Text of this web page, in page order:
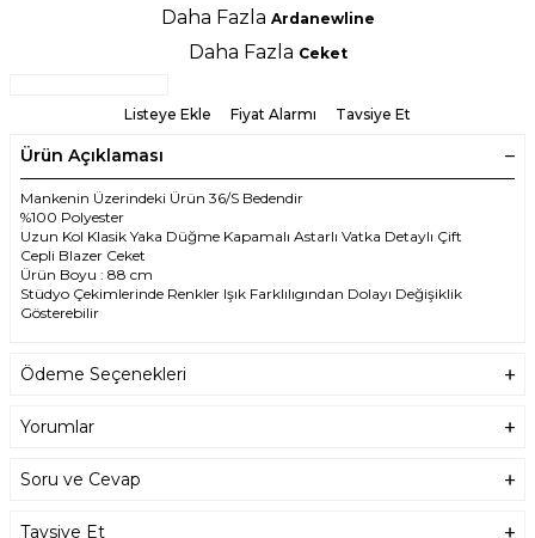
Daha Fazla Ardanewline
Daha Fazla Ceket
Listeye Ekle Fiyat Alarmı Tavsiye Et
Ürün Açıklaması
Mankenin Üzerindeki Ürün 36/S Bedendir
%100 Polyester
Uzun Kol Klasik Yaka Düğme Kapamalı Astarlı Vatka Detaylı Çift
Cepli Blazer Ceket
Ürün Boyu : 88 cm
Stüdyo Çekimlerinde Renkler Işık Farklılıgından Dolayı Değişiklik
Gösterebilir
Ödeme Seçenekleri
Yorumlar
Soru ve Cevap
Tavsiye Et